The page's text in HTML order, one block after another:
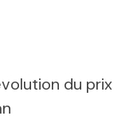
du prix